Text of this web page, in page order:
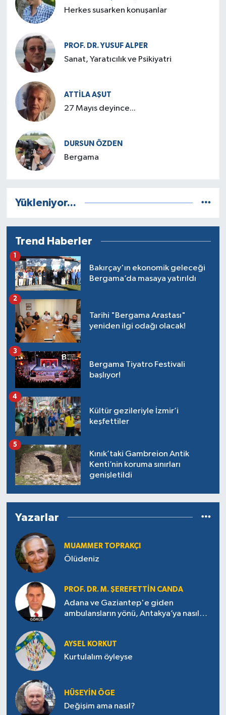
Herkes susarken konuşanlar
PROF. DR. YUSUF ALPER
Sanat, Yaratıcılık ve Psikiyatri
ATTILA AŞUT
27 Mayıs deyince...
DURSUN ÖZDEN
Bergama
Yükleniyor...
Trend Haberler
Bakırçay'ın ekonomik geleceği
Bergama’da masaya yatırıldı
1
Tarihi "Bergama Arastası"
yeniden ilgi odağı olacak!
2
Bergama Tiyatro Festivali
başlıyor!
3
Kültür gezileriyle İzmir’i
keşfettiler
4
Kınık’taki Gambreion Antik
Kenti’nin koruma sınırları
genişletildi
5
Yazarlar
MUAMMER TOPRAKÇI
Ölüdeniz
PROF. DR. M. ŞEREFETTIN CANDA
Adana ve Gaziantep'e giden
ambulansların yönü, Antakya’ya nasıl
AYSEL KORKUT
Kurtulalım öyleyse
HÜSEYIN ÖGE
Değişim ama nasıl?